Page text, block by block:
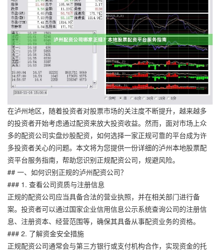
在泸州地区，随着投资者对股票市场的关注度不断提升，越来越多
的投资者开始考虑通过配资来放大投资收益。然而，面对市场上众
多的配资公司实盘炒股配资，如何选择一家正规可靠的平台成为许
多投资者关心的问题。本文将为您提供一份详细的泸州本地股票配
资平台服务指南，帮助您识别正规配资公司，规避风险。
## 一、如何识别正规的泸州配资公司？
### 1. 查看公司资质与注册信息
正规的配资公司应当具备合法的营业执照，并在相关部门进行备
案。投资者可以通过国家企业信用信息公示系统查询公司的注册信
息、注册资本、经营范围等，确保其具备从事配资业务的资格。
### 2. 了解资金安全措施
正规配资公司通常会与第三方银行或支付机构合作，实现资金的托